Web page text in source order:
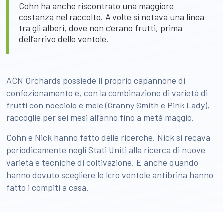
Cohn ha anche riscontrato una maggiore
costanza nel raccolto. A volte si notava una linea
tra gli alberi, dove non c’erano frutti, prima
dell’arrivo delle ventole.
ACN Orchards possiede il proprio capannone di
confezionamento e, con la combinazione di varietà di
frutti con nocciolo e mele (Granny Smith e Pink Lady),
raccoglie per sei mesi all’anno fino a metà maggio.
Cohn e Nick hanno fatto delle ricerche. Nick si recava
periodicamente negli Stati Uniti alla ricerca di nuove
varietà e tecniche di coltivazione. E anche quando
hanno dovuto scegliere le loro ventole antibrina hanno
fatto i compiti a casa.